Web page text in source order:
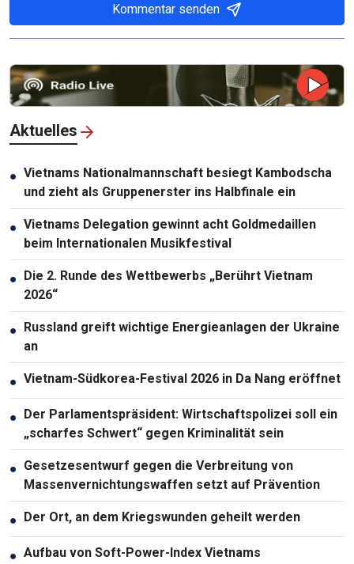
Kommentar senden
Aktuelles
● Vietnams Nationalmannschaft besiegt Kambodscha
und zieht als Gruppenerster ins Halbfinale ein
● Vietnams Delegation gewinnt acht Goldmedaillen
beim Internationalen Musikfestival
● Die 2. Runde des Wettbewerbs „Berührt Vietnam
2026“
● Russland greift wichtige Energieanlagen der Ukraine
an
● Vietnam-Südkorea-Festival 2026 in Da Nang eröffnet
● Der Parlamentspräsident: Wirtschaftspolizei soll ein
„scharfes Schwert“ gegen Kriminalität sein
● Gesetzesentwurf gegen die Verbreitung von
Massenvernichtungswaffen setzt auf Prävention
● Der Ort, an dem Kriegswunden geheilt werden
● Aufbau von Soft-Power-Index Vietnams